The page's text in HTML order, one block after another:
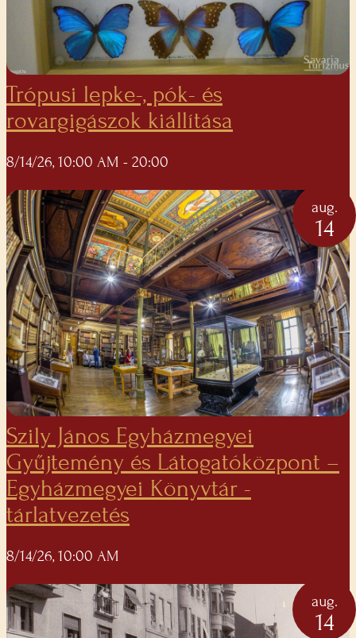
Trópusi lepke-, pók- és
rovargigászok kiállítása
8/14/26, 10:00 AM - 20:00
aug.
14
Szily János Egyházmegyei
Gyűjtemény és Látogatóközpont –
Egyházmegyei Könyvtár -
tárlatvezetés
8/14/26, 10:00 AM
aug.
14